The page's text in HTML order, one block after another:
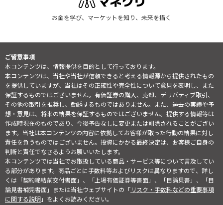
お金を学び、マーケットを知り、未来を描く
ご留意事項
本コンテンツは、情報提供を目的として行っております。
本コンテンツは、当社や当社が信頼できると考える情報源から提供されたもの
を提供していますが、当社はその正確性や完全性について意見を表明し、また
保証するものではございません。有価証券の購入、売却、デリバティブ取引、
その他の取引を推奨し、勧誘するものではありません。また、過去の実績や予
想・意見は、将来の結果を保証するものではございません。提供する情報等は
作成時現在のものであり、今後予告なしに変更または削除されることがござい
ます。当社は本コンテンツの内容に依拠してお客様が取った行動の結果に対し
責任を負うものではございません。投資にかかる最終決定は、お客様ご自身の
判断と責任でなさるようお願いいたします。
本コンテンツでは当社でお取扱している商品・サービス等について言及してい
る部分があります。商品ごとに手数料等およびリスクは異なりますので、詳し
くは「契約締結前交付書面」、「上場有価証券等書面」、「目論見書」、「目
論見書補完書面」または当社ウェブサイトの「リスク・手数料などの重要事項
に関する説明」をよくお読みください。